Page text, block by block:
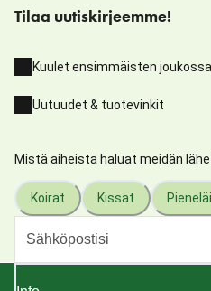
Tilaa uutiskirjeemme!
Kuulet ensimmäisten
Uutuudet & tuotevinkit
Mistä aiheista haluat meidän
Koirat Kissat